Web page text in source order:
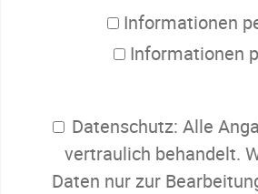
Informationen
Informationen
Datenschutz: Alle
vertraulich behandelt.
Daten nur zur